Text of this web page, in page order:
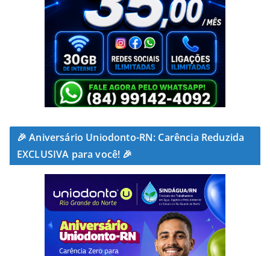
🎉 Aniversário Uniodonto-RN: Carência Reduzida
EXCLUSIVA para você! 🎉